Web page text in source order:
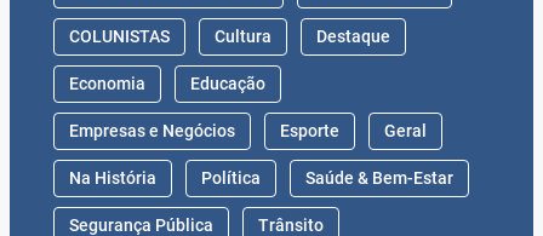
COLUNISTAS Cultura Destaque
Economia Educação
Empresas e Negócios Esporte Geral
Na História Política Saúde & Bem-Estar
Segurança Pública Trânsito